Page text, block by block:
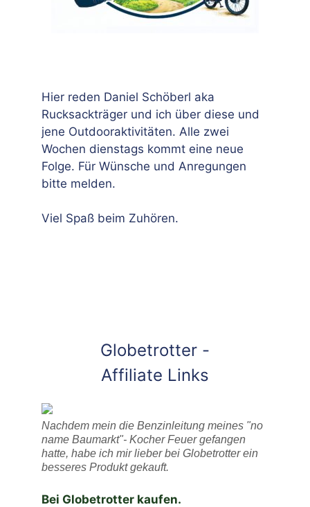
Hier reden Daniel Schöberl aka
Rucksackträger und ich über diese und
jene Outdooraktivitäten. Alle zwei
Wochen dienstags kommt eine neue
Folge. Für Wünsche und Anregungen
bitte melden.
Viel Spaß beim Zuhören.
Globetrotter -
Affiliate Links
Nachdem mein die Benzinleitung meines "no
name Baumarkt"- Kocher Feuer gefangen
hatte, habe ich mir lieber bei Globetrotter ein
besseres Produkt gekauft.
Bei Globetrotter kaufen.